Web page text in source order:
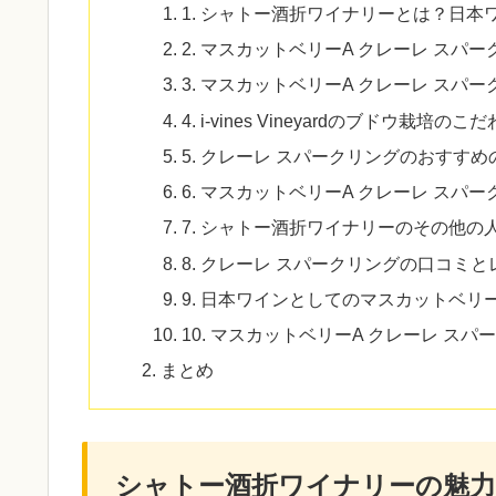
1. シャトー酒折ワイナリーとは？日本
2. マスカットベリーA クレーレ スパー
3. マスカットベリーA クレーレ スパー
4. i-vines Vineyardのブドウ栽培のこだ
5. クレーレ スパークリングのおすすめ
6. マスカットベリーA クレーレ スパー
7. シャトー酒折ワイナリーのその他の
8. クレーレ スパークリングの口コミと
9. 日本ワインとしてのマスカットベリ
10. マスカットベリーA クレーレ スパ
まとめ
シャトー酒折ワイナリーの魅